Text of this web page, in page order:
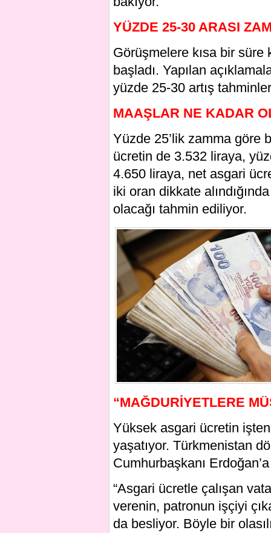
YÜZDE 25-30 ARASI
Görüşmelere kısa bir
başladı. Yapılan
yüzde 25-30 artış
MAAŞLAR NE KADAR
Yüzde 25’lik zamma göre
ücretin de 3.532 liraya,
4.650 liraya, net asgari
iki oran dikkate
olacağı tahmin ediliyor.
“MAĞDURİYETLERE
Yüksek asgari ücretin işten
yaşatıyor. Türkmenistan
Cumhurbaşkanı
“Asgari ücretle çalışan
verenin, patronun işçiyi
da besliyor. Böyle bir